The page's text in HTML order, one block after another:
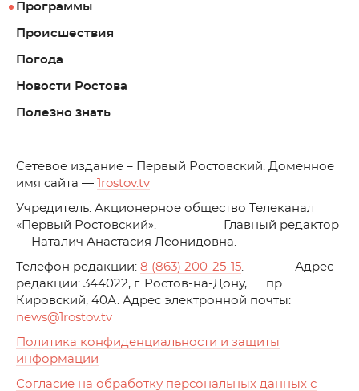
Программы
Происшествия
Погода
Новости Ростова
Полезно знать
Cетевое издание – Первый Ростовский. Доменное
имя сайта —
1rostov.tv
Учредитель: Акционерное общество Телеканал
«Первый Ростовский». Главный редактор
— Наталич Анастасия Леонидовна.
Телефон редакции: 8 (863) 200-25-15. Адрес
редакции: 344022, г. Ростов-на-Дону, пр.
Кировский, 40А. Адрес электронной почты:
news@1rostov.tv
Политика конфиденциальности и защиты
информации
Согласие на обработку персональных данных с